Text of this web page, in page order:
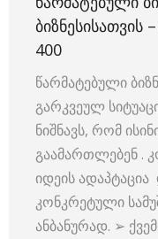
ᲑᲘᲖᲜᲔᲡᲘᲡᲐᲗᲕᲘᲡ
400
წარმატებული
გარკვეულ
ნიშნავს, რომ
გაამართლებენ .
იდეის ადაპტაცია
კონკრეტული
ანბანურად. ➢